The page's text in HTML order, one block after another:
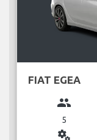
FIAT EGEA
group
5
miscellaneous_services